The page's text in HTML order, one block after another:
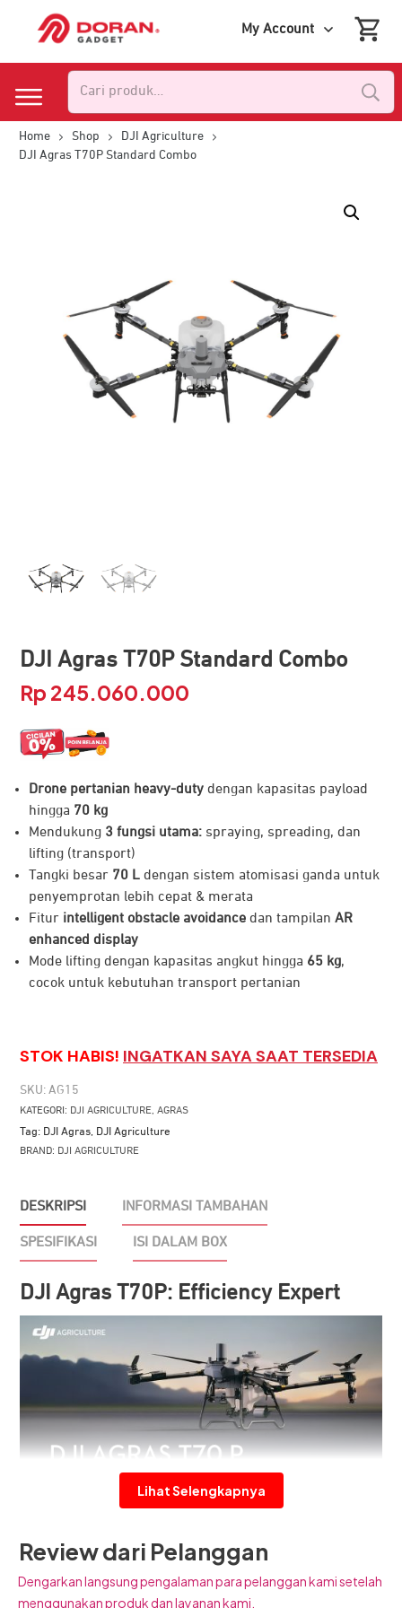
My Account
Home Shop
DJI Agriculture
DJI Agras T70P Standard Combo
DJI Agras T70P Standard Combo
Rp 245.060.000
Drone pertanian heavy-duty dengan kapasitas payload
hingga 70 kg
Mendukung 3 fungsi utama: spraying, spreading, dan
lifting (transport)
Tangki besar 70 L dengan sistem atomisasi ganda untuk
penyemprotan lebih cepat & merata
Fitur intelligent obstacle avoidance dan tampilan AR
enhanced display
Mode lifting dengan kapasitas angkut hingga 65 kg,
cocok untuk kebutuhan transport pertanian
STOK HABIS! INGATKAN SAYA SAAT TERSEDIA
SKU: AG15
KATEGORI: DJI AGRICULTURE, AGRAS
Tag: DJI Agras, DJI Agriculture
BRAND: DJI AGRICULTURE
DESKRIPSI INFORMASI TAMBAHAN
SPESIFIKASI ISI DALAM BOX
DJI Agras T70P: Efficiency Expert
dengan tiga fungsi utama: penyemprotan, penyebaran
benih, dan pengangkutan hasil panen di berbagai
Lihat Selengkapnya
Review dari Pelanggan
Dengarkan langsung pengalaman para pelanggan kami setelah
menggunakan produk dan layanan kami.